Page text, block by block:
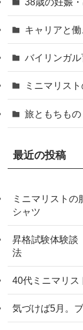
キャリアと
バイリンガル
ミニマリス
旅ともちもの
最近の投稿
ミニマリスト
シャツ
昇格試験体験
法
40代ミニマリス
気づけば5月。